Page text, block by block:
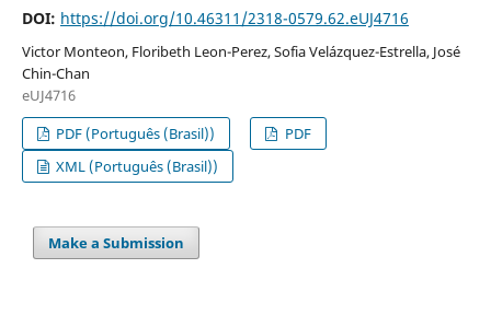
DOI: https://doi.org/10.46311/2318-0579.62.eUJ4716
Victor Monteon, Floribeth Leon-Perez, Sofia Velázquez-Estrella, José
Chin-Chan
eUJ4716
PDF (Português (Brasil))
PDF
XML (Português (Brasil))
Make a Submission